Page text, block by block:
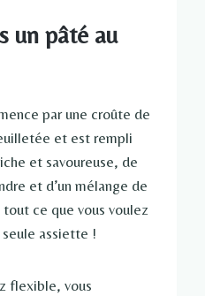
un pâté au
par une croûte de
et est rempli
et savoureuse, de
et d’un mélange de
ce que vous voulez
seule assiette !
flexible, vous